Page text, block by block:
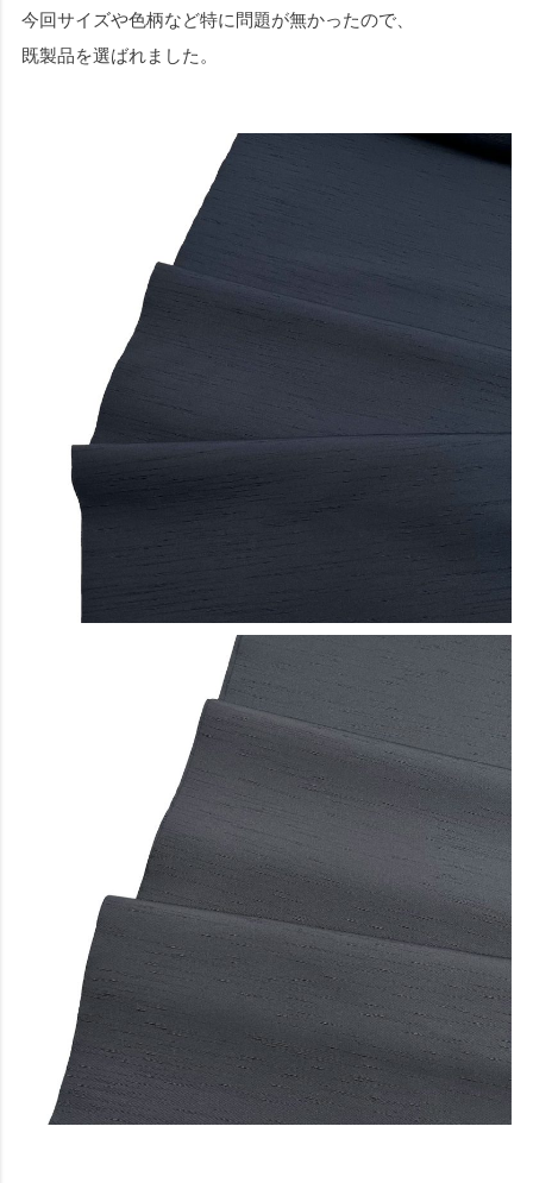
今回サイズや色柄など特に問題が無かったので、
既製品を選ばれました。